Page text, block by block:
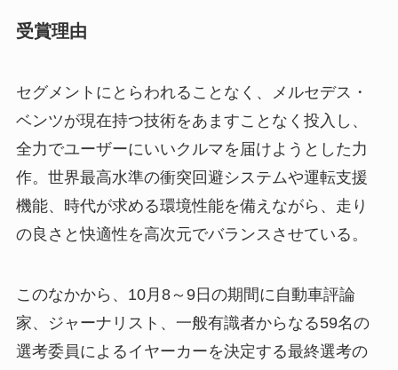
受賞理由
セグメントにとらわれることなく、メルセデス・
ベンツが現在持つ技術をあますことなく投入し、
全力でユーザーにいいクルマを届けようとした力
作。世界最高水準の衝突回避システムや運転支援
機能、時代が求める環境性能を備えながら、走り
の良さと快適性を高次元でバランスさせている。
このなかから、10月8～9日の期間に自動車評論
家、ジャーナリスト、一般有識者からなる59名の
選考委員によるイヤーカーを決定する最終選考の